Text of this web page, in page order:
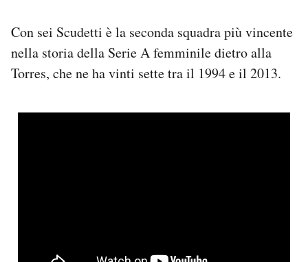
Con sei Scudetti è la seconda squadra più vincente
nella storia della Serie A femminile dietro alla
Torres, che ne ha vinti sette tra il 1994 e il 2013.